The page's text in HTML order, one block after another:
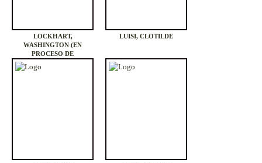
LOCKHART,
WASHINGTON (EN
PROCESO DE
LUISI, CLOTILDE